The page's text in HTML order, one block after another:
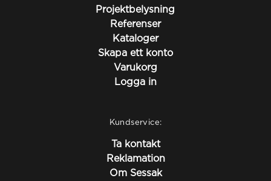
Projektbelysning
Referenser
Kataloger
Skapa ett konto
Varukorg
Logga in
Kundservice:
Ta kontakt
Reklamation
Om Sessak